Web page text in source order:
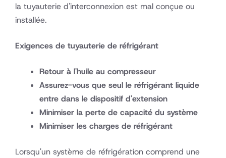
la tuyauterie d'interconnexion est mal conçue ou
installée.
Exigences de tuyauterie de réfrigérant
Retour à l'huile au compresseur
Assurez-vous que seul le réfrigérant liquide
entre dans le dispositif d'extension
Minimiser la perte de capacité du système
Minimiser les charges de réfrigérant
Lorsqu'un système de réfrigération comprend une